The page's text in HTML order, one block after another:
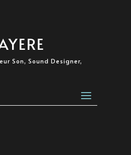
Son, Sound Designer,